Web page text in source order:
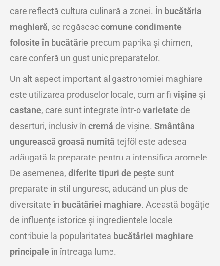
care reflectă cultura culinară a zonei. În bucătăria
maghiară, se regăsesccomune condimente
folosite în bucătărie precum paprika și chimen,
care conferă un gust unic preparatelor.
Un alt aspect important al gastronomiei maghiare
este utilizarea produselor locale, cum ar fi vișine și
castane, care sunt integrate într-ovarietate de
deserturi, inclusiv în cremă de vișine. Smântâna
ungurească groasă numită tejföl este adesea
adăugată la preparate pentru a intensifica aromele.
De asemenea, diferite tipuri de pește sunt
preparate în stil unguresc, aducând un plus de
diversitate în bucătăriei maghiare. Această bogăție
de influențe istorice și ingredientele locale
contribuie la popularitatea bucătăriei maghiare
principale în întreaga lume.